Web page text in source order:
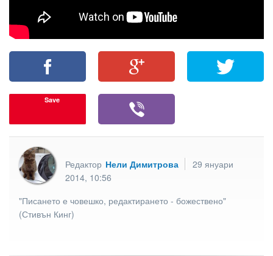
Save
Редактор Нели Димитрова
29 януари
2014, 10:56
"Писането е човешко, редактирането - божествено"
(Стивън Кинг)